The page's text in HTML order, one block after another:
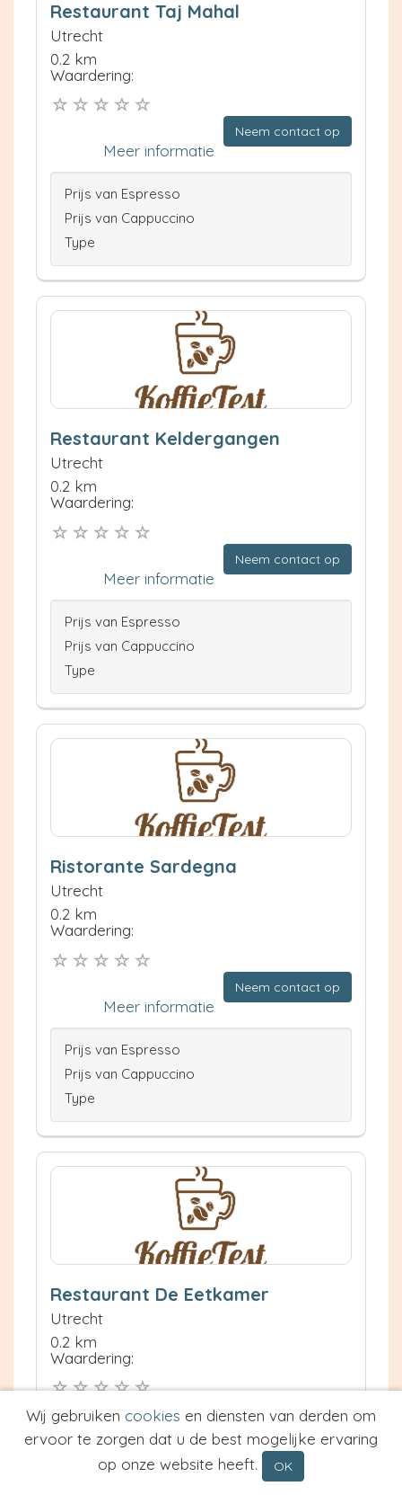
Restaurant Taj Mahal
Utrecht
0.2 km
Waardering:
Neem contact op
Meer informatie
Prijs van Espresso
Prijs van Cappuccino
Type
Restaurant Keldergangen
Utrecht
0.2 km
Waardering:
Neem contact op
Meer informatie
Prijs van Espresso
Prijs van Cappuccino
Type
Ristorante Sardegna
Utrecht
0.2 km
Waardering:
Neem contact op
Meer informatie
Prijs van Espresso
Prijs van Cappuccino
Type
Restaurant De Eetkamer
Utrecht
0.2 km
Waardering:
Neem contact op
Meer informatie
Prijs van Espresso
Wij gebruiken cookies en diensten van derden om
ervoor te zorgen dat u de best mogelijke ervaring
op onze website heeft.
OK